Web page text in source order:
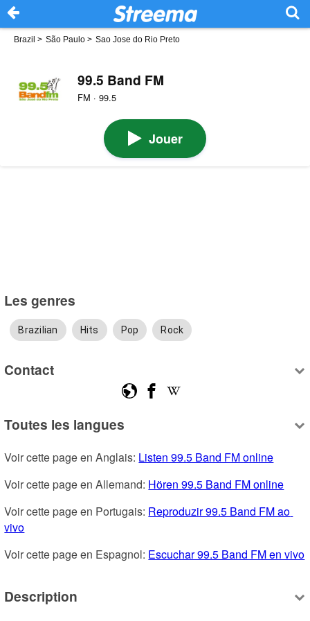
Brazil > São Paulo > Sao Jose do Rio Preto
99.5 Band FM
FM · 99.5
Jouer
Les genres
Brazilian Hits Pop Rock
Contact
Toutes les langues
Voir cette page en Anglais: Listen 99.5 Band FM online
Voir cette page en Allemand: Hören 99.5 Band FM online
Voir cette page en Portugais: Reproduzir 99.5 Band FM ao
vivo
Voir cette page en Espagnol: Escuchar 99.5 Band FM en vivo
Description